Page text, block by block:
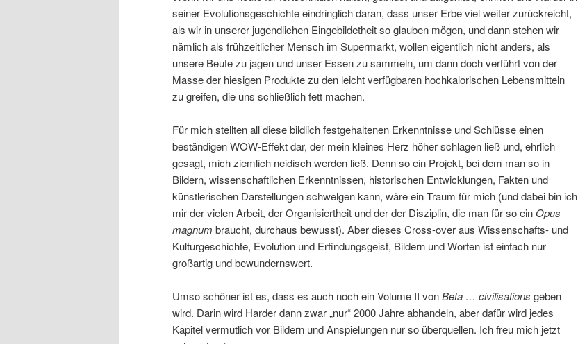
seiner Evolutionsgeschichte eindringlich daran, dass unser Erbe viel weiter zurückreicht,
als wir in unserer jugendlichen Eingebildetheit so glauben mögen, und dann stehen wir
nämlich als frühzeitlicher Mensch im Supermarkt, wollen eigentlich nicht anders, als
unsere Beute zu jagen und unser Essen zu sammeln, um dann doch verführt von der
Masse der hiesigen Produkte zu den leicht verfügbaren hochkalorischen Lebensmitteln
zu greifen, die uns schließlich fett machen.
Für mich stellten all diese bildlich festgehaltenen Erkenntnisse und Schlüsse einen
beständigen WOW-Effekt dar, der mein kleines Herz höher schlagen ließ und, ehrlich
gesagt, mich ziemlich neidisch werden ließ. Denn so ein Projekt, bei dem man so in
Bildern, wissenschaftlichen Erkenntnissen, historischen Entwicklungen, Fakten und
künstlerischen Darstellungen schwelgen kann, wäre ein Traum für mich (und dabei bin ich
mir der vielen Arbeit, der Organisiertheit und der der Disziplin, die man für so ein Opus
magnum braucht, durchaus bewusst). Aber dieses Cross-over aus Wissenschafts- und
Kulturgeschichte, Evolution und Erfindungsgeist, Bildern und Worten ist einfach nur
großartig und bewundernswert.
Umso schöner ist es, dass es auch noch ein Volume II vonBeta … civilisations geben
wird. Darin wird Harder dann zwar „nur“ 2000 Jahre abhandeln, aber dafür wird jedes
Kapitel vermutlich vor Bildern und Anspielungen nur so überquellen. Ich freu mich jetzt